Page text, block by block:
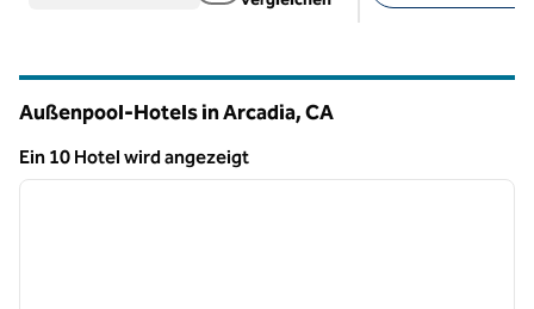
Außenpool-Hotels in Arcadia,CA
Ein 10 Hotel wird angezeigt
Ein 10 Hotel wird angezeigt
1 von 12